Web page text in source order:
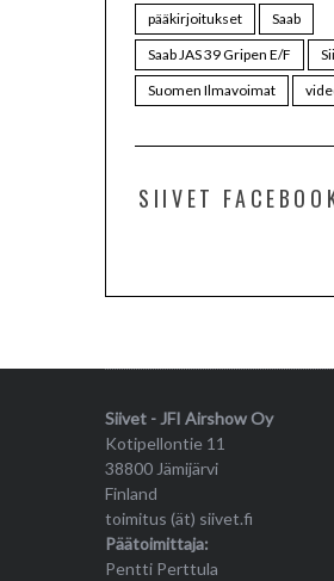
pääkirjoitukset
Saab
Saab JAS 39 Gripen E/F
Suomen Ilmavoimat
SIIVET
Siivet - JFI Airshow Oy
Kotipellontie 11
38800 Jämijärvi
Finland
toimitus (ät) siivet.fi
Päätoimittaja:
Pentti Perttula